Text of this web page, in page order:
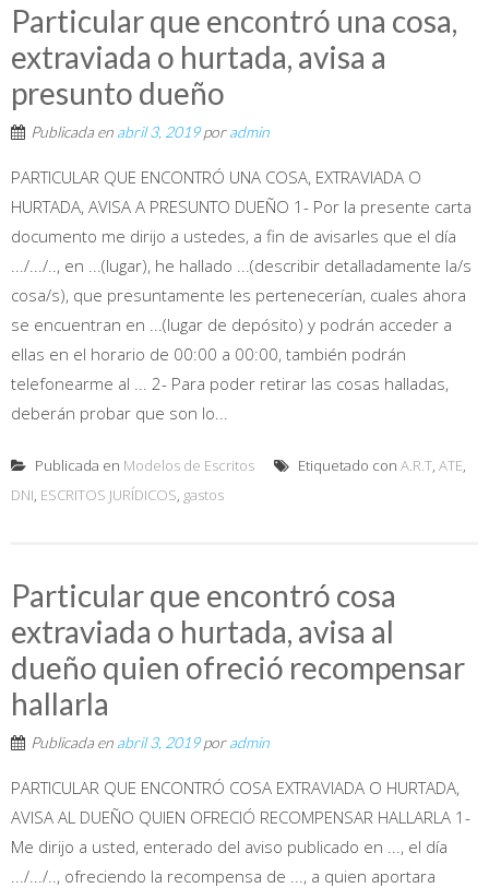
Particular que encontró una cosa,
extraviada o hurtada, avisa a
presunto dueño
Publicada en abril 3, 2019poradmin
PARTICULAR QUE ENCONTRÓ UNA COSA, EXTRAVIADA O
HURTADA, AVISA A PRESUNTO DUEÑO 1- Por la presente carta
documento me dirijo a ustedes, a fin de avisarles que el día
.../.../.., en ...(lugar), he hallado ...(describir detalladamente la/s
cosa/s), que presuntamente les pertenecerían, cuales ahora
se encuentran en ...(lugar de depósito) y podrán acceder a
ellas en el horario de 00:00 a 00:00, también podrán
telefonearme al ... 2- Para poder retirar las cosas halladas,
deberán probar que son lo...
Publicada en Modelos de Escritos Etiquetado con A.R.T, ATE,
DNI, ESCRITOS JURÍDICOS, gastos
Particular que encontró cosa
extraviada o hurtada, avisa al
dueño quien ofreció recompensar
hallarla
Publicada en abril 3, 2019poradmin
PARTICULAR QUE ENCONTRÓ COSA EXTRAVIADA O HURTADA,
AVISA AL DUEÑO QUIEN OFRECIÓ RECOMPENSAR HALLARLA 1-
Me dirijo a usted, enterado del aviso publicado en ..., el día
.../.../.., ofreciendo la recompensa de ..., a quien aportara